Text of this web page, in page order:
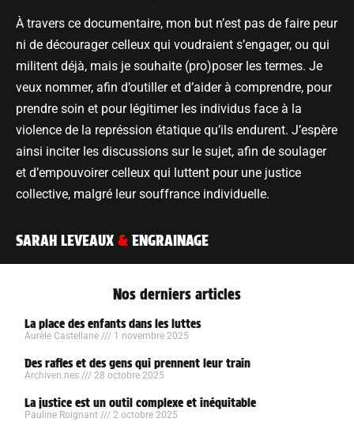
À travers ce documentaire, mon but n’est pas de faire peur
ni de décourager celleux qui voudraient s’engager, ou qui
militent déjà, mais je souhaite (pro)poser les termes. Je
veux nommer, afin d’outiller et d’aider à comprendre, pour
prendre soin et pour légitimer les individus face à la
violence de la représsion étatique qu’ils endurent. J’espère
ainsi inciter les discussions sur le sujet, afin de soulager
et d’empouvoirer celleux qui luttent pour une justice
collective, malgré leur souffrance individuelle.
SARAH LEVEAUX & ENGRAINAGE
Nos derniers articles
La place des enfants dans les luttes
Aurèle Castellane 1 novembre 2025
Des rafles et des gens qui prennent leur train
Archiven.nes 28 octobre 2025
La justice est un outil complexe et inéquitable
Pauline Roignant 2 octobre 2025